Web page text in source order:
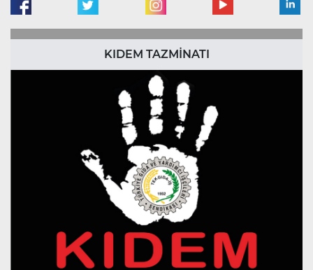
KIDEM TAZMİNATI